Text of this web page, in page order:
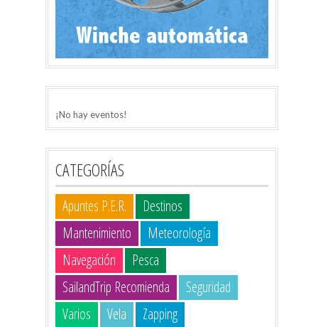
¡No hay eventos!
CATEGORÍAS
Apuntes P.E.R.
Destinos
Mantenimiento
Meteorología
Navegación
Pesca
SailandTrip Recomienda
Seguridad
Varios
Vela Zapping